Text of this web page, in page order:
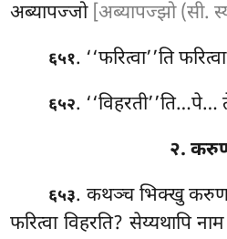
अब्यापज्जो [अब्यापज्झो (सी.
६५१. ‘‘फरित्वा’’ति
६५२. ‘‘विहरती’’ति…पे…
२.
६५३. कथञ्चभिक्खु
फरित्वा विहरति? सेय्यथापि